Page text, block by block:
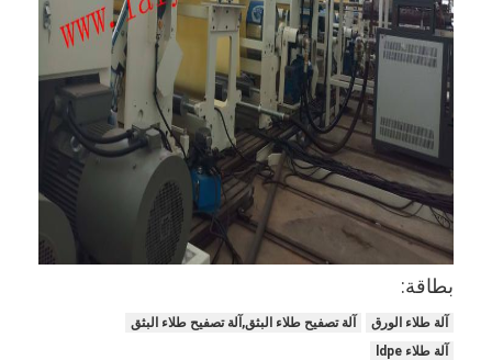
الصفحة الرئيسية
منتجات
معلومات عنا
جولة في المعمل
مراقبة الجودة
اتصل بنا
بطاقة:
آلة طلاء الورق
آلة تصفيح طلاء البثق,آلة تصفيح طلاء البثق
آلة طلاء ldpe